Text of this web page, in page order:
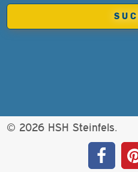
© 2026 HSH Steinfels.